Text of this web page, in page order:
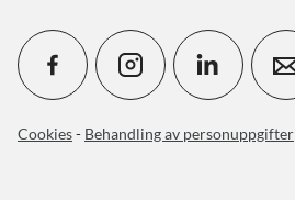
Cookies- Behandling av personuppgifter